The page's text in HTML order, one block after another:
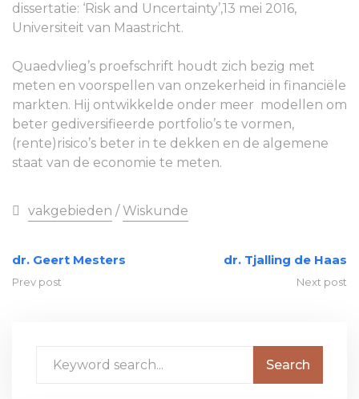
dissertatie: ‘Risk and Uncertainty’,13 mei 2016,
Universiteit van Maastricht.
Quaedvlieg’s proefschrift houdt zich bezig met
meten en voorspellen van onzekerheid in financiële
markten. Hij ontwikkelde onder meer modellen om
beter gediversifieerde portfolio’s te vormen,
(rente)risico’s beter in te dekken en de algemene
staat van de economie te meten.
vakgebieden /Wiskunde
dr. Geert Mesters
Prev post
dr. Tjalling de Haas
Next post